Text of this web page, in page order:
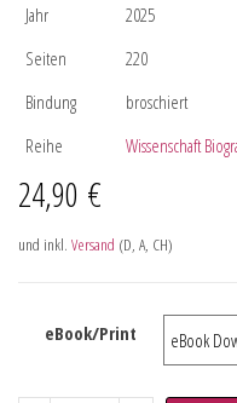
Jahr
2025
Seiten
220
Bindung
broschiert
Reihe
Wissenschaft
24,90 €
und inkl. Versand (D, A, CH)
eBook/Print